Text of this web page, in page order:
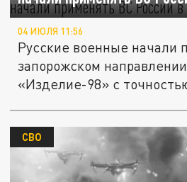
04 ИЮЛЯ 11:56
Русские военные начали
запорожском
«Изделие-98» с
СВО